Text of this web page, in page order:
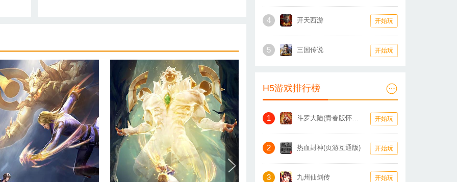
4 开天西游 开始玩
5 三国传说 开始玩
H5游戏排行榜
1 斗罗大陆(青春版怀旧服) 开始玩
2 热血封神(页游互通版) 开始玩
3 九州仙剑传 开始玩